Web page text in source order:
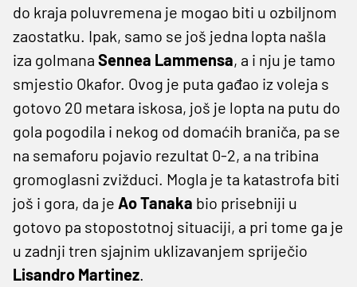
do kraja poluvremena je mogao biti u ozbiljnom
zaostatku. Ipak, samo se još jedna lopta našla
iza golmana Sennea Lammensa, a i nju je tamo
smjestio Okafor. Ovog je puta gađao iz voleja s
gotovo 20 metara iskosa, još je lopta na putu do
gola pogodila i nekog od domaćih braniča, pa se
na semaforu pojavio rezultat 0-2, a na tribina
gromoglasni zvižduci. Mogla je ta katastrofa biti
još i gora, da je Ao Tanaka bio prisebniji u
gotovo pa stopostotnoj situaciji, a pri tome ga je
u zadnji tren sjajnim uklizavanjem spriječio
Lisandro Martinez.